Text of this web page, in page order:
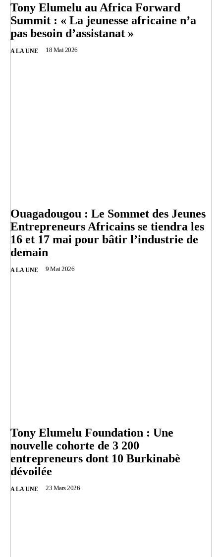
Tony Elumelu au Africa Forward
Summit : « La jeunesse africaine n’a
pas besoin d’assistanat »
A LA UNE 18 Mai 2026
Ouagadougou : Le Sommet des Jeunes
Entrepreneurs Africains se tiendra les
16 et 17 mai pour bâtir l’industrie de
demain
A LA UNE 9 Mai 2026
Tony Elumelu Foundation : Une
nouvelle cohorte de 3 200
entrepreneurs dont 10 Burkinabè
dévoilée
A LA UNE 23 Mars 2026